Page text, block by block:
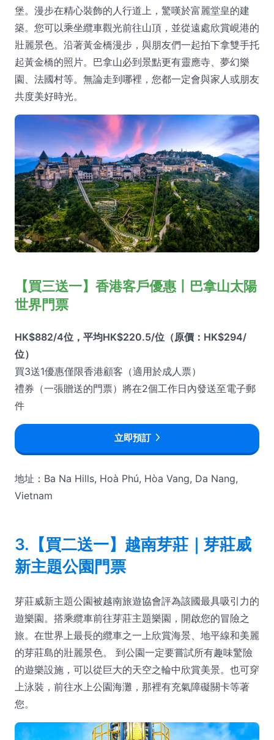
堡。漫步在精心裝飾的人行道上，驚嘆於富麗堂皇的建
築。您可以乘坐纜車觀光前往山頂，並從遠處欣賞峴港的
壯麗景色。沿著黃金橋漫步，與朋友們一起拍下拿雙手托
起黃金橋的照片。巴拿山必到景點更有靈應寺、夢幻樂
園、法國村等。無論走到哪裡，您都一定會與家人或朋友
共度美好時光。
【買三送一】香港客戶優惠丨巴拿山太陽
世界門票
HK$882/4位，平均HK$220.5/位（原價：HK$294/
位）
買3送1優惠僅限香港顧客（適用於成人票）
禮券（一張贈送的門票）將在2個工作日內發送至電子郵
件
立即預訂
地址：Ba Na Hills, Hoà Phú, Hòa Vang, Da Nang,
Vietnam
3.【買二送一】越南芽莊｜芽莊威
新主題公園門票
芽莊威新主題公園被越南旅遊協會評為該國最具吸引力的
遊樂園。搭乘纜車前往芽莊主題樂園，開啟您的冒險之
旅。在世界上最長的纜車之一上欣賞海景、地平線和美麗
的芽莊島的壯麗景色。 到公園一定要嘗試所有趣味驚險
的遊樂設施，可以從巨大的天空之輪中欣賞美景。也可穿
上泳裝，前往水上公園海灘，那裡有充氣障礙關卡等著
您。